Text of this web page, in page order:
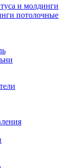
и молдинги
потолочные